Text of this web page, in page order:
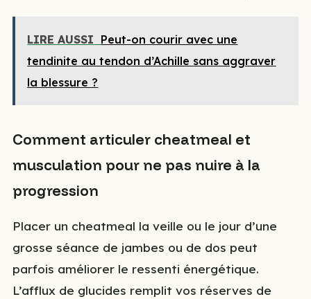
LIRE AUSSI Peut-on courir avec une
tendinite au tendon d’Achille sans aggraver
la blessure ?
Comment articuler cheatmeal et
musculation pour ne pas nuire à la
progression
Placer un cheatmeal la veille ou le jour d’une
grosse séance de jambes ou de dos peut
parfois améliorer le ressenti énergétique.
L’afflux de glucides remplit vos réserves de